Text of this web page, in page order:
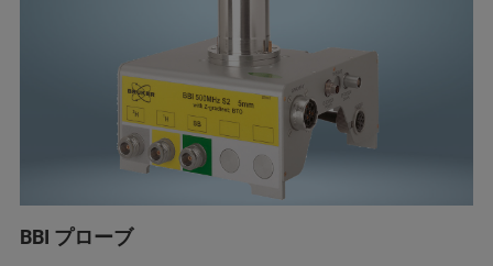
BBI プローブ